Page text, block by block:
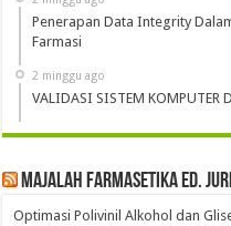
Penerapan Data Integrity
Farmasi
2 minggu ago
VALIDASI SISTEM KOMPUTER
Majalah Farmasetika Ed.
Optimasi Polivinil Alkohol dan